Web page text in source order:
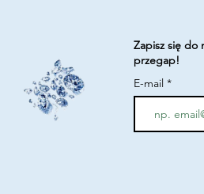
Zapisz się do
przegap!
E-mail